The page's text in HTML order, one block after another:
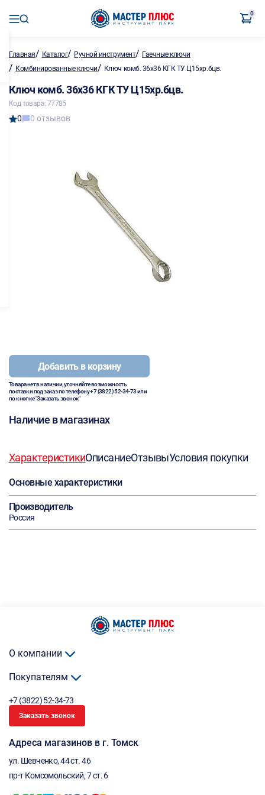
0
Главная/ Каталог/ Ручной инструмент/ Гаечные ключи
/ Комбинированные ключи/ Ключ комб. 36х36 КГК ТУ Ц15хр.бцв.
Ключ комб. 36х36 КГК ТУ Ц15хр.бцв.
Код товара: 77785
0 0 отзывов
Добавить в корзину
Товара нет в наличии, уточняйте возможность
поставки под заказ по телефону+7 (3822) 52-34-73или
по кнопке "Заказать звонок"
Наличие в магазинах
ХарактеристикиОписаниеОтзывыУсловия покупки
Основные характеристики
Производитель
Россия
О компании
Покупателям
+7 (3822) 52-34-73
Заказать звонок
Адреса магазинов в г. Томск
ул. Шевченко, 44 ст. 46
пр-т Комсомольский, 7 ст. 6